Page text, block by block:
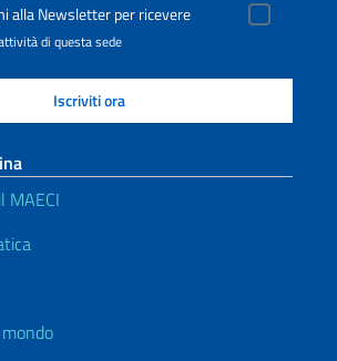
alla Newsletter per ricevere
di questa sede
MAECI